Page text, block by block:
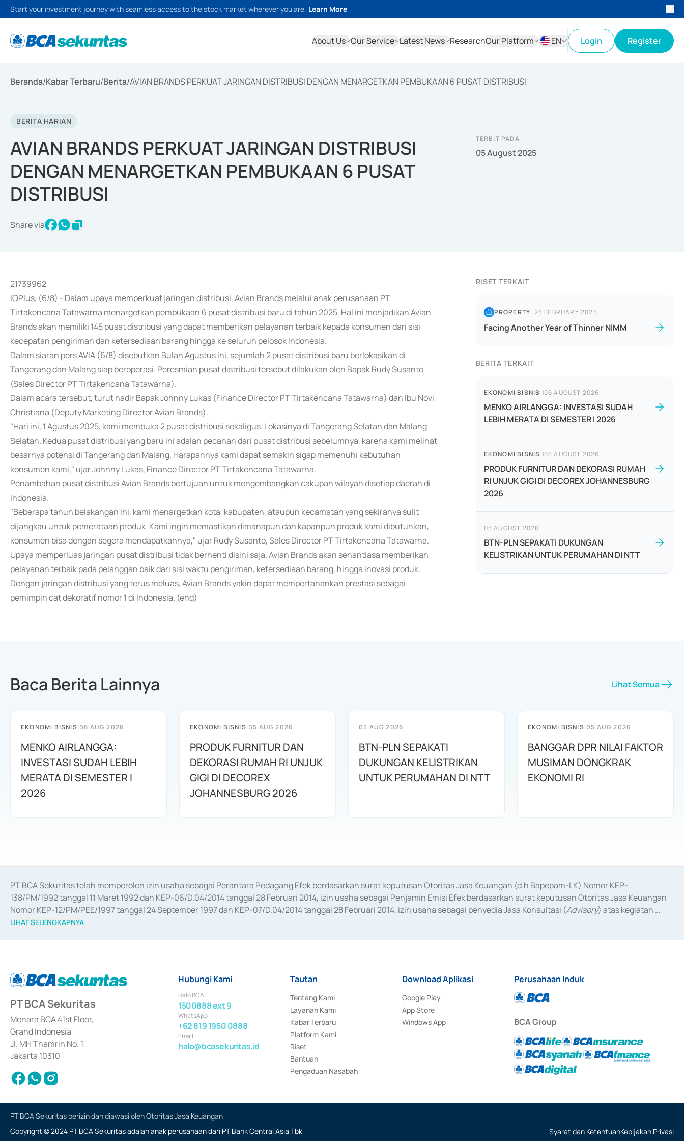
Start your investment journey with seamless access to the stock market wherever you are. Learn More
About Us Our Service Latest News ResearchOur Platform
EN
Login Register
Beranda/Kabar Terbaru/Berita/AVIAN BRANDS PERKUAT JARINGAN DISTRIBUSI DENGAN MENARGETKAN PEMBUKAAN 6 PUSAT DISTRIBUSI
BERITA HARIAN
AVIAN BRANDS PERKUAT JARINGAN DISTRIBUSI
DENGAN MENARGETKAN PEMBUKAAN 6 PUSAT
DISTRIBUSI
Share via
TERBIT PADA
05 August 2025
21739962
IQPlus, (6/8) - Dalam upaya memperkuat jaringan distribusi, Avian Brands melalui anak perusahaan PT
Tirtakencana Tatawarna menargetkan pembukaan 6 pusat distribusi baru di tahun 2025. Hal ini menjadikan Avian
Brands akan memiliki 145 pusat distribusi yang dapat memberikan pelayanan terbaik kepada konsumen dari sisi
kecepatan pengiriman dan ketersediaan barang hingga ke seluruh pelosok Indonesia.
Dalam siaran pers AVIA (6/8) disebutkan Bulan Agustus ini, sejumlah 2 pusat distribusi baru berlokasikan di
Tangerang dan Malang siap beroperasi. Peresmian pusat distribusi tersebut dilakukan oleh Bapak Rudy Susanto
(Sales Director PT Tirtakencana Tatawarna).
Dalam acara tersebut, turut hadir Bapak Johnny Lukas (Finance Director PT Tirtakencana Tatawarna) dan Ibu Novi
Christiana (Deputy Marketing Director Avian Brands).
"Hari ini, 1 Agustus 2025, kami membuka 2 pusat distribusi sekaligus. Lokasinya di Tangerang Selatan dan Malang
Selatan. Kedua pusat distribusi yang baru ini adalah pecahan dari pusat distribusi sebelumnya, karena kami melihat
besarnya potensi di Tangerang dan Malang. Harapannya kami dapat semakin sigap memenuhi kebutuhan
konsumen kami," ujar Johnny Lukas, Finance Director PT Tirtakencana Tatawarna.
Penambahan pusat distribusi Avian Brands bertujuan untuk mengembangkan cakupan wilayah disetiap daerah di
Indonesia.
"Beberapa tahun belakangan ini, kami menargetkan kota, kabupaten, ataupun kecamatan yang sekiranya sulit
dijangkau untuk pemerataan produk. Kami ingin memastikan dimanapun dan kapanpun produk kami dibutuhkan,
konsumen bisa dengan segera mendapatkannya," ujar Rudy Susanto, Sales Director PT Tirtakencana Tatawarna.
Upaya memperluas jaringan pusat distribusi tidak berhenti disini saja. Avian Brands akan senantiasa memberikan
pelayanan terbaik pada pelanggan baik dari sisi waktu pengiriman, ketersediaan barang, hingga inovasi produk.
Dengan jaringan distribusi yang terus meluas, Avian Brands yakin dapat mempertahankan prestasi sebagai
pemimpin cat dekoratif nomor 1 di Indonesia. (end)
RISET TERKAIT
PROPERTY| 28 FEBRUARY 2025
Facing Another Year of Thinner NIMM
BERITA TERKAIT
EKONOMI BISNIS |06 AUGUST 2026
MENKO AIRLANGGA: INVESTASI SUDAH
LEBIH MERATA DI SEMESTER I 2026
EKONOMI BISNIS |05 AUGUST 2026
PRODUK FURNITUR DAN DEKORASI RUMAH
RI UNJUK GIGI DI DECOREX JOHANNESBURG
2026
05 AUGUST 2026
BTN-PLN SEPAKATI DUKUNGAN
KELISTRIKAN UNTUK PERUMAHAN DI NTT
Baca Berita Lainnya Lihat Semua
EKONOMI BISNIS|06 AUG 2026
MENKO AIRLANGGA:
INVESTASI SUDAH LEBIH
MERATA DI SEMESTER I
2026
EKONOMI BISNIS|05 AUG 2026
PRODUK FURNITUR DAN
DEKORASI RUMAH RI UNJUK
GIGI DI DECOREX
JOHANNESBURG 2026
05 AUG 2026
BTN-PLN SEPAKATI
DUKUNGAN KELISTRIKAN
UNTUK PERUMAHAN DI NTT
EKONOMI BISNIS|05 AUG 2026
BANGGAR DPR NILAI FAKTOR
MUSIMAN DONGKRAK
EKONOMI RI
PT BCA Sekuritas telah memperoleh izin usaha sebagai Perantara Pedagang Efek berdasarkan surat keputusan Otoritas Jasa Keuangan (d.h Bapepam-LK) Nomor KEP-
138/PM/1992 tanggal 11 Maret 1992 dan KEP-06/D.04/2014 tanggal 28 Februari 2014, izin usaha sebagai Penjamin Emisi Efek berdasarkan surat keputusan Otoritas Jasa Keuangan
Nomor KEP-12/PM/PEE/1997 tanggal 24 September 1997 dan KEP-07/D.04/2014 tanggal 28 Februari 2014, izin usaha sebagai penyedia Jasa Konsultasi (Advisory) atas kegiatan
merger, akuisisi, divestasi, dan
LIHAT SELENGKAPNYA
PT BCA Sekuritas
Menara BCA 41st Floor,
Grand Indonesia
Jl. MH Thamrin No. 1
Jakarta 10310
Hubungi Kami
Halo BCA
1500888 ext 9
WhatsApp
+62 819 1950 0888
Email
halo@bcasekuritas.id
Tautan
Tentang Kami
Layanan Kami
Kabar Terbaru
Platform Kami
Riset
Bantuan
Pengaduan Nasabah
Download Aplikasi
Google Play
App Store
Windows App
Perusahaan Induk
BCA Group
PT BCA Sekuritas berizin dan diawasi oleh Otoritas Jasa Keuangan
Copyright © 2024 PT BCA Sekuritas adalah anak perusahaan dari PT Bank Central Asia Tbk
Syarat dan KetentuanKebijakan Privasi